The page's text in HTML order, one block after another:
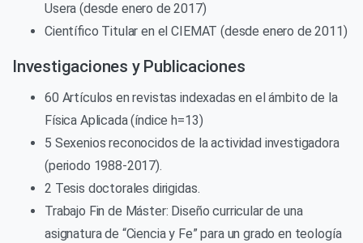
Usera (desde enero de 2017)
Científico Titular en el CIEMAT (desde enero de 2011)
Investigaciones y Publicaciones
60 Artículos en revistas indexadas en el ámbito de la
Física Aplicada (índice h=13)
5 Sexenios reconocidos de la actividad investigadora
(periodo 1988-2017).
2 Tesis doctorales dirigidas.
Trabajo Fin de Máster: Diseño curricular de una
asignatura de “Ciencia y Fe” para un grado en teología